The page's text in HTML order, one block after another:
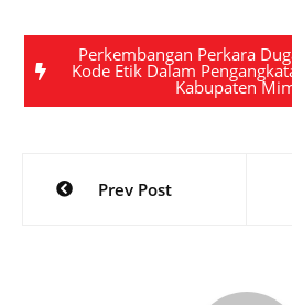
Perkembangan Perkara
Kode Etik Dalam
Kabupaten
Post
navigation
Prev Post